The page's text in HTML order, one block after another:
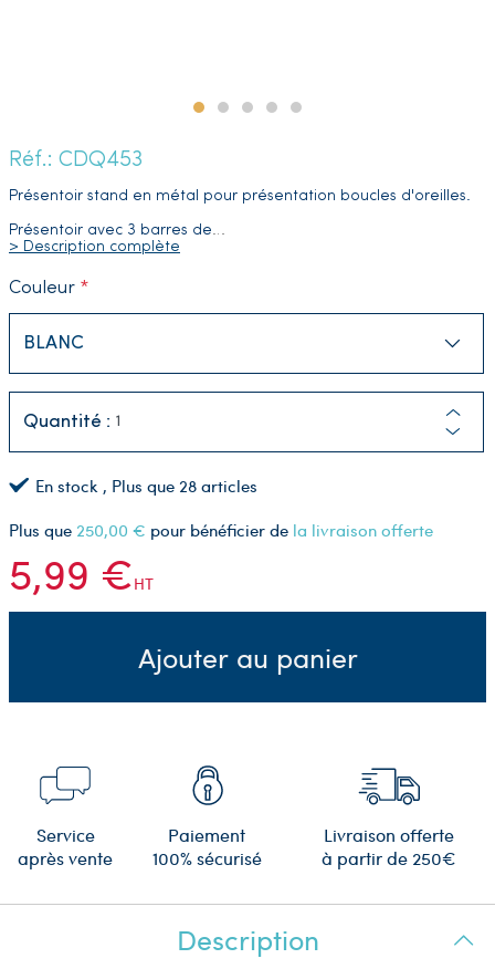
Réf.: CDQ453
Présentoir stand en métal pour présentation boucles d'oreilles.
Présentoir avec 3 barres de…
> Description complète
Couleur
Quantité :
En stock , Plus que 28 articles
Plus que 250,00 € pour bénéficier de la livraison offerte
5,99 €HT
Ajouter au panier
Service
après vente
Paiement
100% sécurisé
Livraison offerte
à partir de 250€
Description